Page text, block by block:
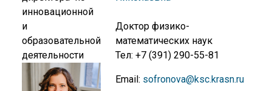
инновационной
и
образовательной
деятельности
Доктор физико-
математических наук
Тел: +7 (391) 290-55-81
Email: sofronova@ksc.krasn.ru